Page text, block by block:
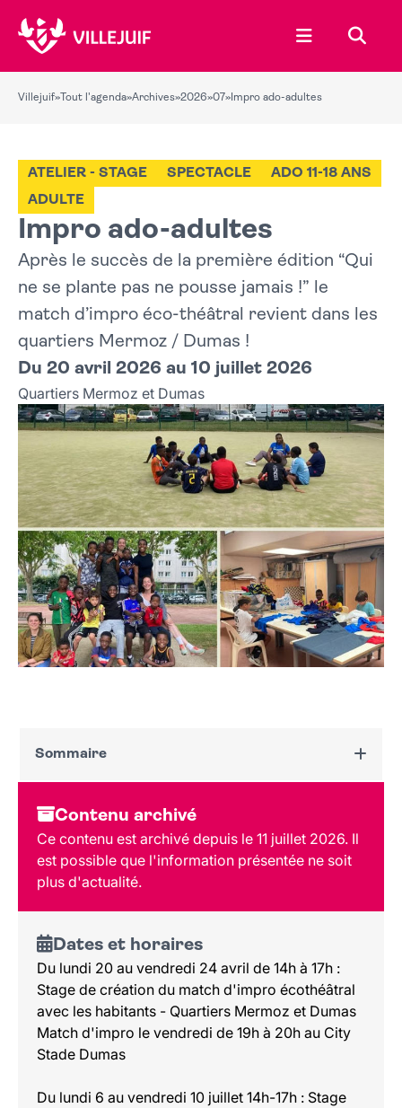
Ouvrir le
Villejuif» Tout l'agenda»Archives»2026»07» Impro ado-adultes
Impro ado-adultes
ATELIER - STAGE SPECTACLE
ADO 11-18 ANS
ADULTE
Après le succès de la première édition “Qui
ne se plante pas ne pousse jamais !” le
match d’impro éco-théâtral revient dans les
quartiers Mermoz / Dumas !
Du 20 avril 2026 au 10 juillet 2026
Quartiers Mermoz et Dumas
Sommaire
Dates et horaires
Au programme
Tarif et réservation
Public
Contenu archivé
Ce contenu est archivé depuis le 11 juillet 2026. Il
est possible que l'information présentée ne soit
plus d'actualité.
Dates et horaires
Du lundi 20 au vendredi 24 avril de 14h à 17h :
Stage de création du match d'impro écothéâtral
avec les habitants - Quartiers Mermoz et Dumas
Match d'impro le vendredi de 19h à 20h au City
Stade Dumas
Du lundi 6 au vendredi 10 juillet 14h-17h : Stage